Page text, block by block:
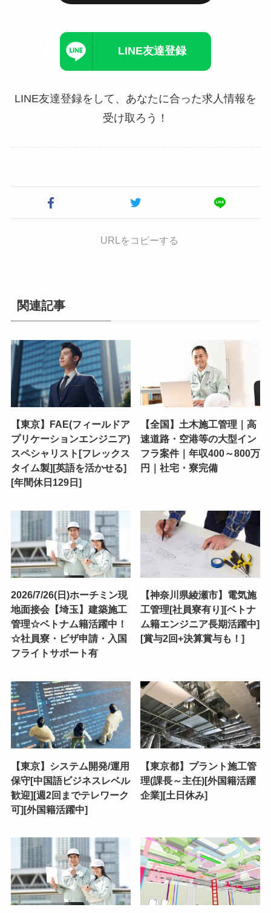
LINE友達登録
LINE友達登録をして、あなたに合った求人情報を
受け取ろう！
URLをコピーする
関連記事
【東京】FAE(フィールドア
プリケーションエンジニア)
スペシャリスト[フレックス
タイム製][英語を活かせる]
[年間休日129日]
【全国】土木施工管理｜高
速道路・空港等の大型イン
フラ案件｜年収400～800万
円｜社宅・寮完備
2026/7/26(日)ホーチミン現
地面接会【埼玉】建築施工
管理☆ベトナム籍活躍中！
☆社員寮・ビザ申請・入国
フライトサポート有
【神奈川県綾瀬市】電気施
工管理[社員寮有り][ベトナ
ム籍エンジニア長期活躍中]
[賞与2回+決算賞与も！]
【東京】システム開発/運用
保守[中国語ビジネスレベル
歓迎][週2回までテレワーク
可][外国籍活躍中]
【東京都】プラント施工管
理(課長～主任)[外国籍活躍
企業][土日休み]